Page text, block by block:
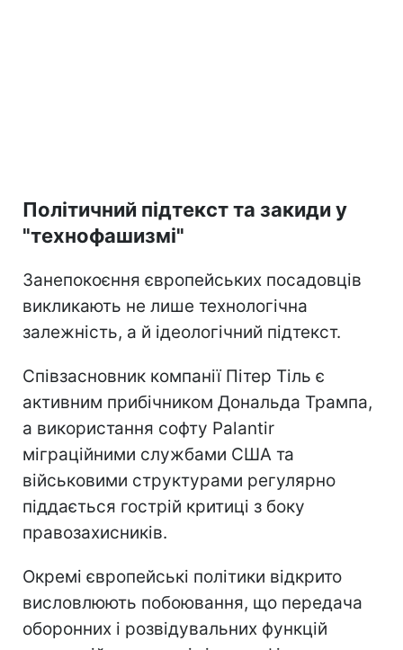
Політичний підтекст та закиди у
"технофашизмі"
Занепокоєння європейських посадовців
викликають не лише технологічна
залежність, а й ідеологічний підтекст.
Співзасновник компанії Пітер Тіль є
активним прибічником Дональда Трампа,
а використання софту Palantir
міграційними службами США та
військовими структурами регулярно
піддається гострій критиці з боку
правозахисників.
Окремі європейські політики відкрито
висловлюють побоювання, що передача
оборонних і розвідувальних функцій